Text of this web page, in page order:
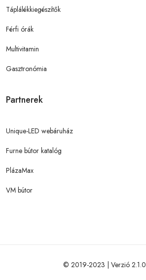
Táplálékkiegészítők
Férfi órák
Multivitamin
Gasztronómia
Partnerek
Unique-LED webáruház
Furne bútor katalóg
PlázaMax
VM bútor
© 2019-2023 | Verzió 2.1.0